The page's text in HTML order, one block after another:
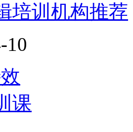
培训机构推荐
10